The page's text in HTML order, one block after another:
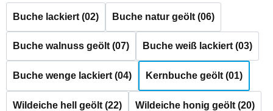
Buche lackiert (02) Buche natur geölt (06)
Buche walnuss geölt (07) Buche weiß lackiert (03)
Buche wenge lackiert (04) Kernbuche geölt (01)
Wildeiche hell geölt (22) Wildeiche honig geölt (20)